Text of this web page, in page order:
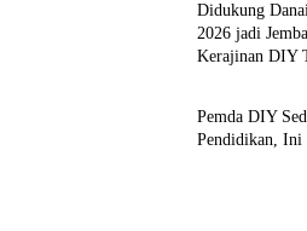
Didukung
2026 jadi
Kerajinan DIY
Kampus
Pemda DIY
Pendidikan, Ini